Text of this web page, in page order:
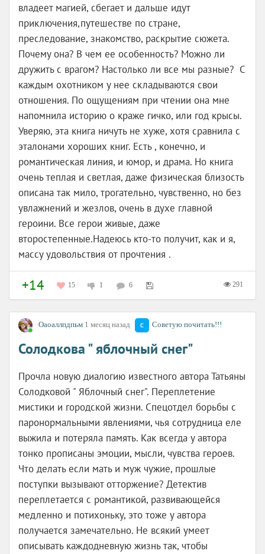
владеет магией, сбегает и дальше идут
приключения,путешестве по стране,
преследование, знакомство, раскрытие сюжета.
Почему она? В чем ее особенность? Можно ли
дружить с врагом? Настолько ли все мы разные? С
каждым охотником у нее складываются свои
отношения. По ощущениям при чтении она мне
напомнила историю о краже гичко, или год крысы.
Уверяю, эта книга ничуть не хуже, хотя сравнила с
эталонами хороших книг. Есть , конечно, и
романтическая линия, и юмор, и драма. Но книга
очень теплая и светлая, даже физическая близость
описана так мило, трогательно, чувственно, но без
увлажнений и жезлов, очень в духе главной
героини. Все герои живые, даже
второстепенные.Надеюсь кто-то получит, как и я,
массу удовольствия от прочтения .
+14 15 1 6 291
Оаоаллпдпьм 1 месяц назад Советую почитать!!!
Солодкова " яблочный снег"
Прочла новую диалогию известного автора Татьяны
Солодковой " Яблочный снег". Переплетение
мистики и городской жизни. Спецотдел борьбы с
паронормальными явлениями, чья сотрудница еле
выжила и потеряла память. Как всегда у автора
тонко прописаны эмоции, мысли, чувства героев.
Что делать если мать и муж чужие, прошлые
поступки вызывают отторжение? Детектив
переплетается с романтикой, развивающейся
медленно и потихоньку, это тоже у автора
получается замечательно. Не всякий умеет
описывать каждодневную жизнь так, чтобы